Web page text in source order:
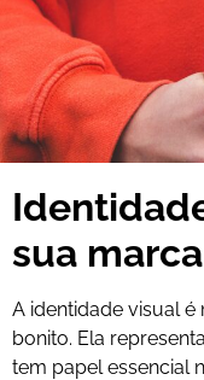
sua
A identidade visual
bonito. Ela
tem papel essencial